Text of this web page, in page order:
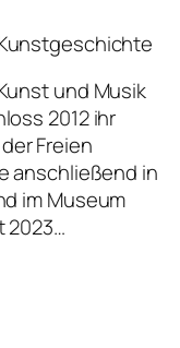
und Musik
2012 ihr
Freien
anschließend in
im Museum
2023…